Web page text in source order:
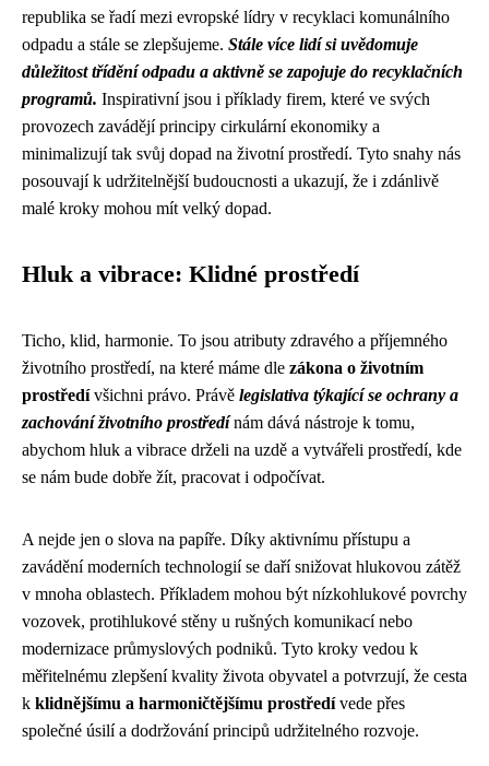
republika se řadí mezi evropské lídry v recyklaci komunálního
odpadu a stále se zlepšujeme. Stále více lidí si uvědomuje
důležitost třídění odpadu a aktivně se zapojuje do recyklačních
programů. Inspirativní jsou i příklady firem, které ve svých
provozech zavádějí principy cirkulární ekonomiky a
minimalizují tak svůj dopad na životní prostředí. Tyto snahy nás
posouvají k udržitelnější budoucnosti a ukazují, že i zdánlivě
malé kroky mohou mít velký dopad.
Hluk a vibrace: Klidné prostředí
Ticho, klid, harmonie. To jsou atributy zdravého a příjemného
životního prostředí, na které máme dle zákona o životním
prostředívšichni právo. Právě legislativa týkající se ochrany a
zachování životního prostředínám dává nástroje k tomu,
abychom hluk a vibrace drželi na uzdě a vytvářeli prostředí, kde
se nám bude dobře žít, pracovat i odpočívat.
A nejde jen o slova na papíře. Díky aktivnímu přístupu a
zavádění moderních technologií se daří snižovat hlukovou zátěž
v mnoha oblastech. Příkladem mohou být nízkohlukové povrchy
vozovek, protihlukové stěny u rušných komunikací nebo
modernizace průmyslových podniků. Tyto kroky vedou k
měřitelnému zlepšení kvality života obyvatel a potvrzují, že cesta
k klidnějšímu a harmoničtějšímu prostředívede přes
společné úsilí a dodržování principů udržitelného rozvoje.